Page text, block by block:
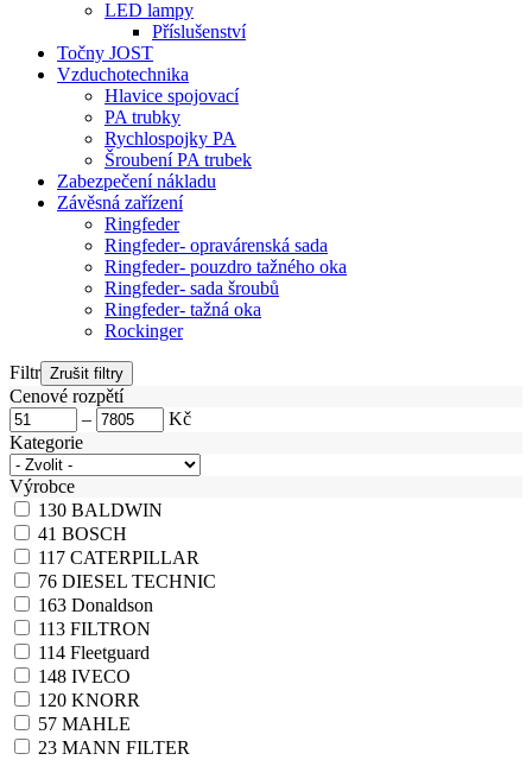
LED lampy
Příslušenství
Točny JOST
Vzduchotechnika
Hlavice spojovací
PA trubky
Rychlospojky PA
Šroubení PA trubek
Zabezpečení nákladu
Závěsná zařízení
Ringfeder
Ringfeder- opravárenská sada
Ringfeder- pouzdro tažného oka
Ringfeder- sada šroubů
Ringfeder- tažná oka
Rockinger
Filtr
Cenové rozpětí
–
Kč
Kategorie
Výrobce
130 BALDWIN
41 BOSCH
117 CATERPILLAR
76 DIESEL TECHNIC
163 Donaldson
113 FILTRON
114 Fleetguard
148 IVECO
120 KNORR
57 MAHLE
23 MANN FILTER